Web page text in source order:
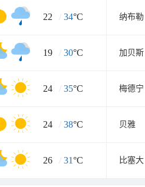
22 / 34°C 纳布勒
19 / 30°C 加贝斯
24 / 35°C 梅德宁
24 / 38°C 贝雅
26 / 31°C 比塞大